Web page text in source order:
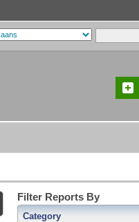
Filter Reports By
Category